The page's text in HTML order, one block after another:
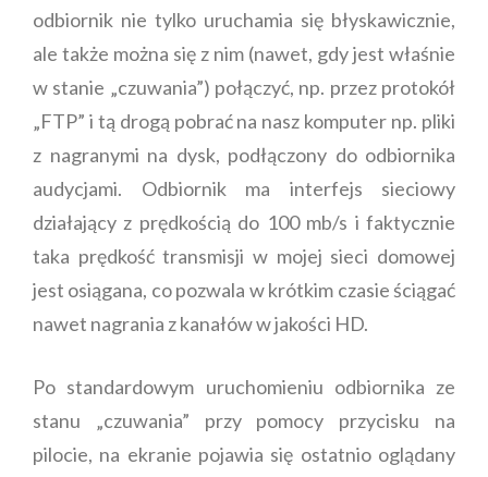
odbiornik nie tylko uruchamia się błyskawicznie,
ale także można się z nim (nawet, gdy jest właśnie
w stanie „czuwania”) połączyć, np. przez protokół
„FTP” i tą drogą pobrać na nasz komputer np. pliki
z nagranymi na dysk, podłączony do odbiornika
audycjami. Odbiornik ma interfejs sieciowy
działający z prędkością do 100 mb/s i faktycznie
taka prędkość transmisji w mojej sieci domowej
jest osiągana, co pozwala w krótkim czasie ściągać
nawet nagrania z kanałów w jakości HD.
Po standardowym uruchomieniu odbiornika ze
stanu „czuwania” przy pomocy przycisku na
pilocie, na ekranie pojawia się ostatnio oglądany